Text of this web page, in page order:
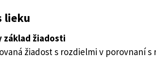
lieku
základ žiadosti
žiadost s rozdielmi v porovnaní